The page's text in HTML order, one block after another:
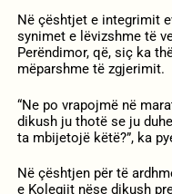
Në çështjet e integrimit
synimet e lëvizshme të
Perëndimor, që, siç ka
mëparshme të zgjerimit.
“Ne po vrapojmë në
dikush ju thotë se ju
ta mbijetojë këtë?”, ka
Në çështjen për të
e Kolegjit nëse dikush